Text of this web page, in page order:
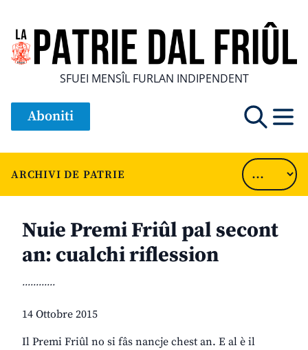
SFUEI MENSÎL FURLAN INDIPENDENT
Aboniti
ARCHIVI DE PATRIE
Nuie Premi Friûl pal secont
an: cualchi riflession
............
14 Ottobre 2015
Il Premi Friûl no si fâs nancje chest an. E al è il